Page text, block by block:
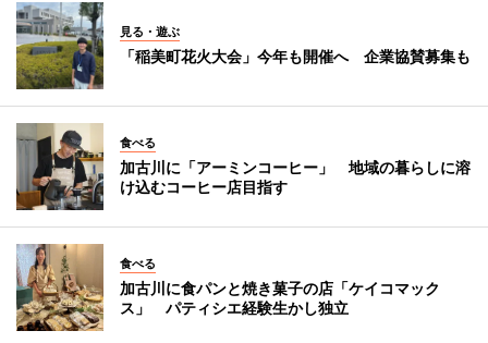
見る・遊ぶ
「稲美町花火大会」今年も開催へ 企業協賛募集も
食べる
加古川に「アーミンコーヒー」 地域の暮らしに溶
け込むコーヒー店目指す
食べる
加古川に食パンと焼き菓子の店「ケイコマック
ス」 パティシエ経験生かし独立